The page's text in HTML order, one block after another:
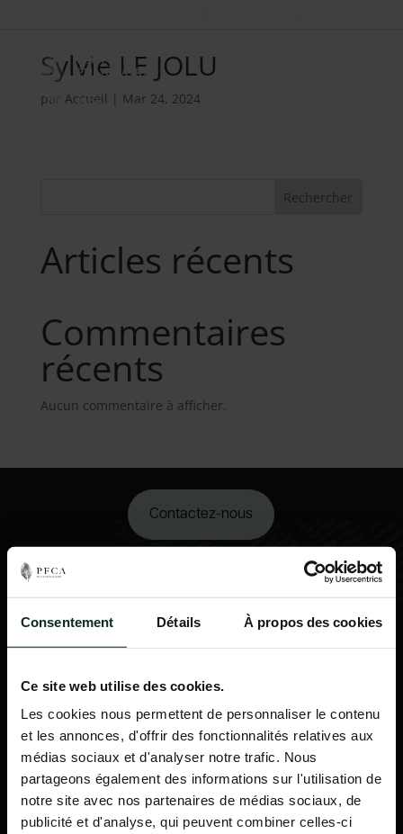
Consentement Détails À propos des cookies
Ce site web utilise des cookies.
Les cookies nous permettent de personnaliser le contenu
et les annonces, d'offrir des fonctionnalités relatives aux
médias sociaux et d'analyser notre trafic. Nous
partageons également des informations sur l'utilisation de
notre site avec nos partenaires de médias sociaux, de
publicité et d'analyse, qui peuvent combiner celles-ci
Sylvie LE JOLU
par Accueil | Mar 24, 2024
Rechercher
Articles récents
Commentaires
récents
Aucun commentaire à afficher.
Contactez-nous